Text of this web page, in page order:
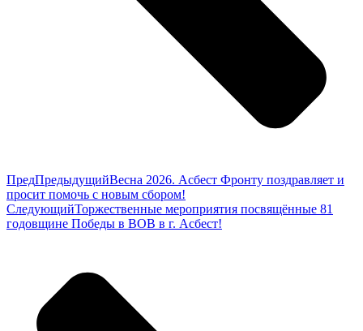
ПредПредыдущийВесна 2026. Асбест Фронту поздравляет и
просит помочь с новым сбором!
СледующийТоржественные мероприятия посвящённые 81
годовщине Победы в ВОВ в г. Асбест!